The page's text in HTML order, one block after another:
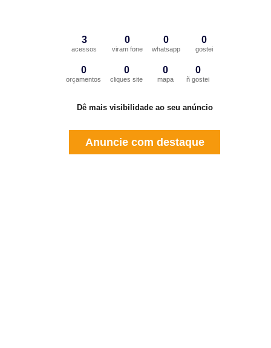
3
acessos
0
viram fone
0
whatsapp
0
gostei
0
orçamentos
0
cliques site
0
mapa
0
ñ gostei
Dê mais visibilidade ao seu anúncio
Anuncie com destaque